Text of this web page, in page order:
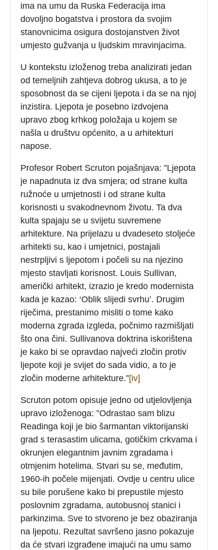
ima na umu da Ruska Federacija ima
dovoljno bogatstva i prostora da svojim
stanovnicima osigura dostojanstven život
umjesto gužvanja u ljudskim mravinjacima.
U kontekstu izloženog treba analizirati jedan
od temeljnih zahtjeva dobrog ukusa, a to je
sposobnost da se cijeni ljepota i da se na njoj
inzistira. Ljepota je posebno izdvojena
upravo zbog krhkog položaja u kojem se
našla u društvu općenito, a u arhitekturi
napose.
Profesor Robert Scruton pojašnjava: ”Ljepota
je napadnuta iz dva smjera; od strane kulta
ružnoće u umjetnosti i od strane kulta
korisnosti u svakodnevnom životu. Ta dva
kulta spajaju se u svijetu suvremene
arhitekture. Na prijelazu u dvadeseto stoljeće
arhitekti su, kao i umjetnici, postajali
nestrpljivi s ljepotom i počeli su na njezino
mjesto stavljati korisnost. Louis Sullivan,
američki arhitekt, izrazio je kredo modernista
kada je kazao: ‘Oblik slijedi svrhu’. Drugim
riječima, prestanimo misliti o tome kako
moderna zgrada izgleda, počnimo razmišljati
što ona čini. Sullivanova doktrina iskorištena
je kako bi se opravdao najveći zločin protiv
ljepote koji je svijet do sada vidio, a to je
zločin moderne arhitekture.”[iv]
Scruton potom opisuje jedno od utjelovljenja
upravo izloženoga: ”Odrastao sam blizu
Readinga koji je bio šarmantan viktorijanski
grad s terasastim ulicama, gotičkim crkvama i
okrunjen elegantnim javnim zgradama i
otmjenim hotelima. Stvari su se, međutim,
1960-ih počele mijenjati. Ovdje u centru ulice
su bile porušene kako bi prepustile mjesto
poslovnim zgradama, autobusnoj stanici i
parkinzima. Sve to stvoreno je bez obaziranja
na ljepotu. Rezultat savršeno jasno pokazuje
da će stvari izgrađene imajući na umu samo